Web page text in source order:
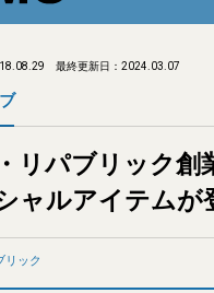
最終更新日：2024.03.07
リパブリック創
ャルアイテムが
リック